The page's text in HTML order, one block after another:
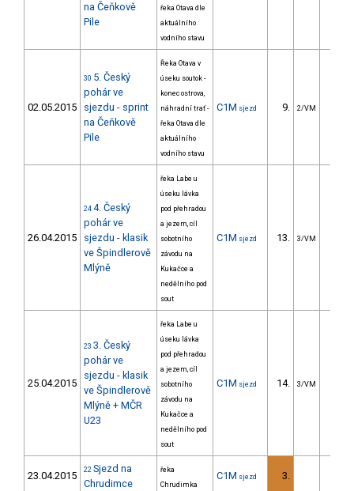
na Čeňkově
Pile
řeka Otava dle
aktuálního
vodního stavu
02.05.2015
30 5. Český
pohár ve
sjezdu - sprint
na Čeňkově
Pile
Řeka Otava v
úseku soutok -
konec ostrova,
náhradní trať -
řeka Otava dle
aktuálního
vodního stavu
C1M sjezd 9. 2/VM
26.04.2015
24 4. Český
pohár ve
sjezdu - klasik
ve Špindlerově
Mlýně
řeka Labe u
úseku lávka
pod přehradou
a jezem, cíl
sobotního
závodu na
Kukačce a
nedělního pod
sout
C1M sjezd 13. 3/VM
25.04.2015
23 3. Český
pohár ve
sjezdu - klasik
ve Špindlerově
Mlýně + MČR
U23
řeka Labe u
úseku lávka
pod přehradou
a jezem, cíl
sobotního
závodu na
Kukačce a
nedělního pod
sout
C1M sjezd 14. 3/VM
23.04.2015 22 Sjezd na
Chrudimce
řeka
Chrudimka
C1M sjezd 3.